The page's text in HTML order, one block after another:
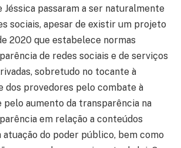
Jéssica passaram a ser naturalmente
sociais, apesar de existir um projeto
2020 que estabelece normas
de redes sociais e de serviços
sobretudo no tocante à
dos provedores pelo combate à
pelo aumento da transparência na
em relação a conteúdos
atuação do poder público, bem como